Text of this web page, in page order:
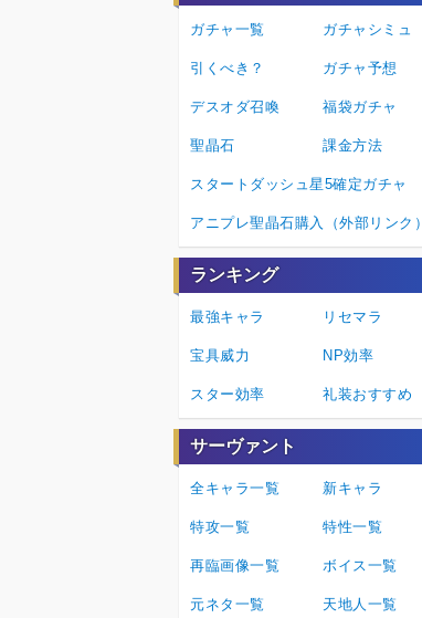
ガチャ一覧 ガチャシミュ
引くべき？ ガチャ予想
デスオダ召喚 福袋ガチャ
聖晶石 課金方法
スタートダッシュ星5確定ガチャ
アニプレ聖晶石購入（外部リンク）
ランキング
最強キャラ リセマラ
宝具威力 NP効率
スター効率 礼装おすすめ
サーヴァント
全キャラ一覧 新キャラ
特攻一覧 特性一覧
再臨画像一覧 ボイス一覧
元ネタ一覧 天地人一覧